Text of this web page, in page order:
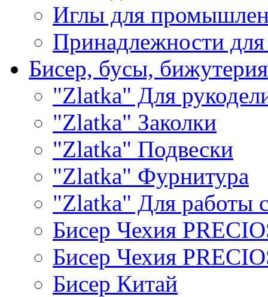
Иглы для
Принадлежности
Бисер, бусы, бижутерия
"Zlatka" Для
"Zlatka" Заколки
"Zlatka" Подвески
"Zlatka" Фурнитура
"Zlatka" Для работы
Бисер Чехия
Бисер Чехия
Бисер Китай